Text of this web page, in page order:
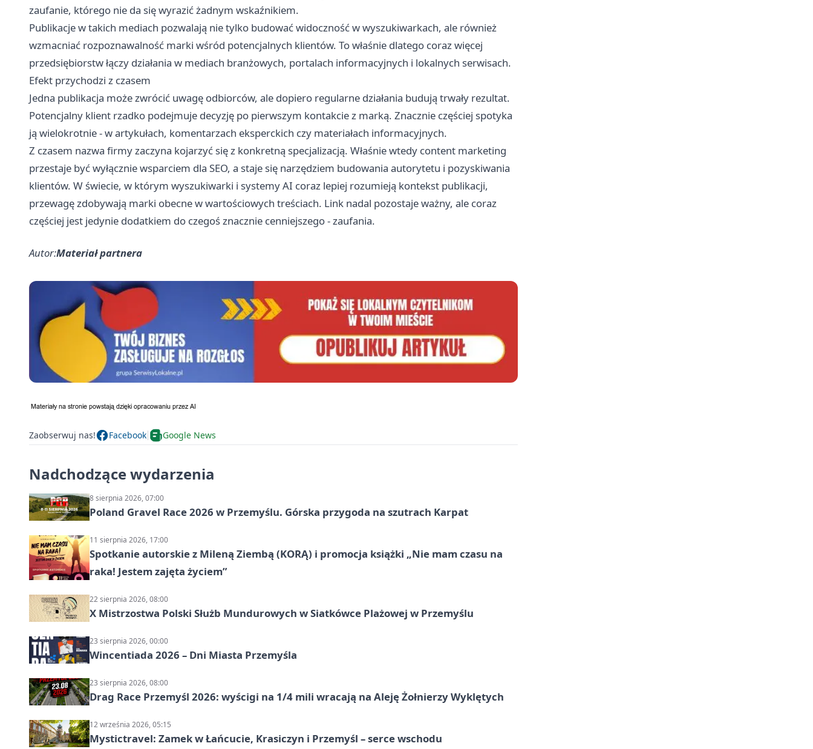
zaufanie, którego nie da się wyrazić żadnym wskaźnikiem.
Publikacje w takich mediach pozwalają nie tylko budować widoczność w wyszukiwarkach, ale również
wzmacniać rozpoznawalność marki wśród potencjalnych klientów. To właśnie dlatego coraz więcej
przedsiębiorstw łączy działania w mediach branżowych, portalach informacyjnych i lokalnych serwisach.
Efekt przychodzi z czasem
Jedna publikacja może zwrócić uwagę odbiorców, ale dopiero regularne działania budują trwały rezultat.
Potencjalny klient rzadko podejmuje decyzję po pierwszym kontakcie z marką. Znacznie częściej spotyka
ją wielokrotnie - w artykułach, komentarzach eksperckich czy materiałach informacyjnych.
Z czasem nazwa firmy zaczyna kojarzyć się z konkretną specjalizacją. Właśnie wtedy content marketing
przestaje być wyłącznie wsparciem dla SEO, a staje się narzędziem budowania autorytetu i pozyskiwania
klientów. W świecie, w którym wyszukiwarki i systemy AI coraz lepiej rozumieją kontekst publikacji,
przewagę zdobywają marki obecne w wartościowych treściach. Link nadal pozostaje ważny, ale coraz
częściej jest jedynie dodatkiem do czegoś znacznie cenniejszego - zaufania.
Autor:Materiał partnera
Zaobserwuj nas! Facebook Google News
Nadchodzące wydarzenia
8 sierpnia 2026, 07:00
Poland Gravel Race 2026 w Przemyślu. Górska przygoda na szutrach Karpat
11 sierpnia 2026, 17:00
Spotkanie autorskie z Mileną Ziembą (KORĄ) i promocja książki „Nie mam czasu na
raka! Jestem zajęta życiem”
22 sierpnia 2026, 08:00
X Mistrzostwa Polski Służb Mundurowych w Siatkówce Plażowej w Przemyślu
23 sierpnia 2026, 00:00
Wincentiada 2026 – Dni Miasta Przemyśla
23 sierpnia 2026, 08:00
Drag Race Przemyśl 2026: wyścigi na 1/4 mili wracają na Aleję Żołnierzy Wyklętych
12 września 2026, 05:15
Mystictravel: Zamek w Łańcucie, Krasiczyn i Przemyśl – serce wschodu